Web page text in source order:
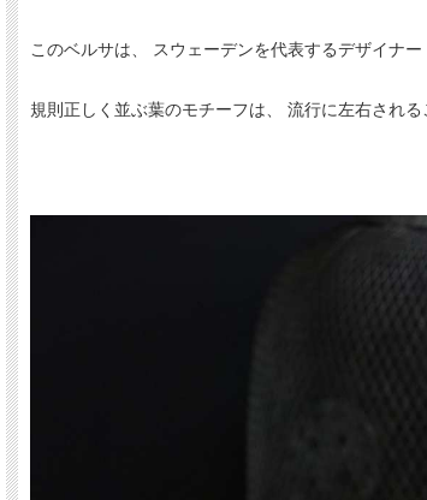
このベルサは、 スウェーデンを代表するデザイナ
規則正しく並ぶ葉のモチーフは、 流行に左右され